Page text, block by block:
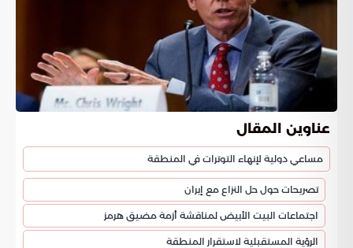
عناوين المقال
مساعي دولية لإنهاء التوترات في المنطقة
تصريحات حول حل النزاع مع إيران
اجتماعات البيت الأبيض لمناقشة أزمة مضيق هرمز
الرؤية المستقبلية لاستقرار المنطقة